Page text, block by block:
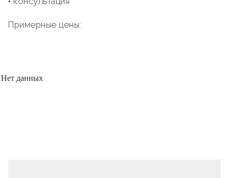
Примерные цены:
Нет данных